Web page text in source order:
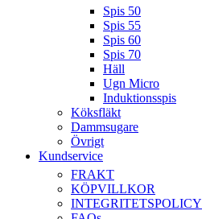
Spis 50
Spis 55
Spis 60
Spis 70
Häll
Ugn Micro
Induktionsspis
Köksfläkt
Dammsugare
Övrigt
Kundservice
FRAKT
KÖPVILLKOR
INTEGRITETSPOLICY